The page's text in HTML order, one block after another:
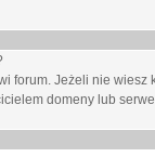
forum. Jeżeli nie
domeny lub